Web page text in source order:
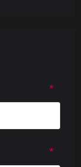
*
*